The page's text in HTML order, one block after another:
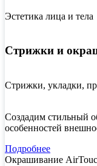
Эстетика лица и тела
Стрижки и
Стрижки, укладки,
Создадим стильный
особенностей
Подробнее
Окрашивание